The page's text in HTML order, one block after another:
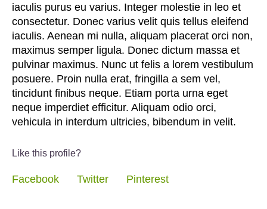
iaculis purus eu varius. Integer molestie in leo et
consectetur. Donec varius velit quis tellus eleifend
iaculis. Aenean mi nulla, aliquam placerat orci non,
maximus semper ligula. Donec dictum massa et
pulvinar maximus. Nunc ut felis a lorem vestibulum
posuere. Proin nulla erat, fringilla a sem vel,
tincidunt finibus neque. Etiam porta urna eget
neque imperdiet efficitur. Aliquam odio orci,
vehicula in interdum ultricies, bibendum in velit.
Like this profile?
Facebook Twitter Pinterest